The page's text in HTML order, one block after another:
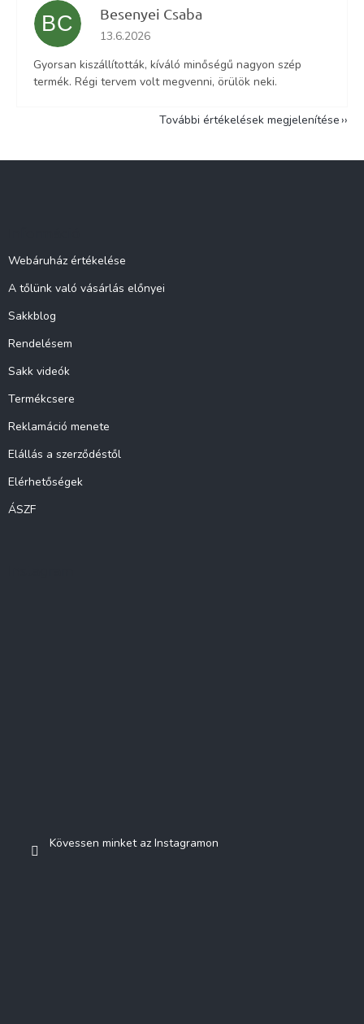
BC Besenyei Csaba
Az áruház értékelése 5-ből 5 csillag.
13.6.2026
Gyorsan kiszállították, kíváló minőségű nagyon szép
termék. Régi tervem volt megvenni, örülök neki.
További értékelések megjelenítése
Webáruház értékelése
A tőlünk való vásárlás előnyei
Sakkblog
Rendelésem
Sakk videók
Termékcsere
Reklamáció menete
Elállás a szerződéstől
Elérhetőségek
ÁSZF
Kövessen minket az Instagramon